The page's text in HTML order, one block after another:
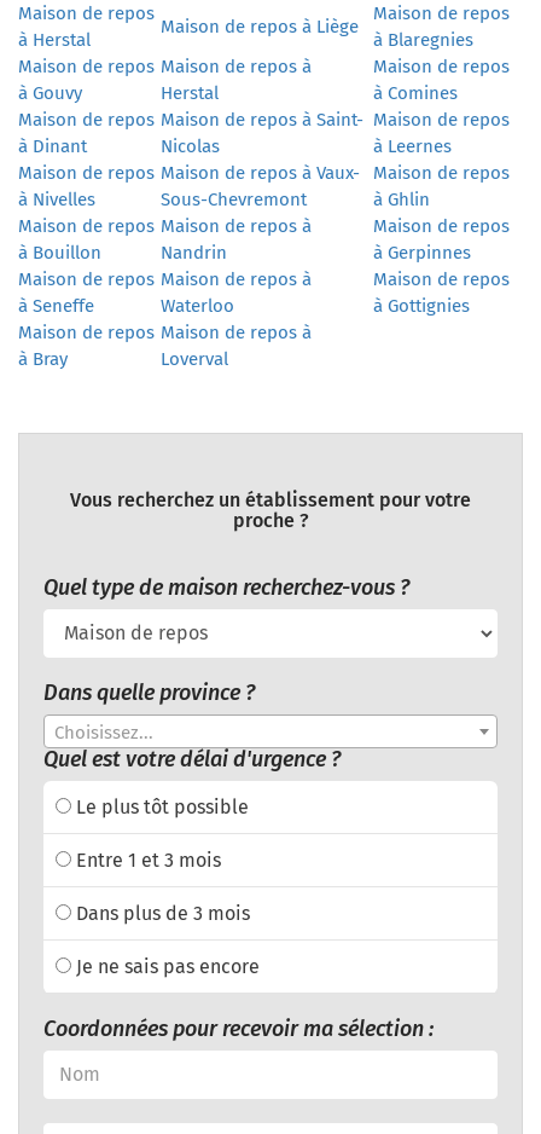
Maison de repos
à Herstal
Maison de repos à Liège
Maison de repos
à Blaregnies
Maison de repos
à Gouvy
Maison de repos à
Herstal
Maison de repos
à Comines
Maison de repos
à Dinant
Maison de repos à Saint-
Nicolas
Maison de repos
à Leernes
Maison de repos
à Nivelles
Maison de repos à Vaux-
Sous-Chevremont
Maison de repos
à Ghlin
Maison de repos
à Bouillon
Maison de repos à
Nandrin
Maison de repos
à Gerpinnes
Maison de repos
à Seneffe
Maison de repos à
Waterloo
Maison de repos
à Gottignies
Maison de repos
à Bray
Maison de repos à
Loverval
Vous recherchez un établissement pour votre
proche ?
Quel type de maison recherchez-vous ?
Dans quelle province ?
Choisissez...
Quel est votre délai d'urgence ?
Le plus tôt possible
Entre 1 et 3 mois
Dans plus de 3 mois
Je ne sais pas encore
Coordonnées pour recevoir ma sélection :